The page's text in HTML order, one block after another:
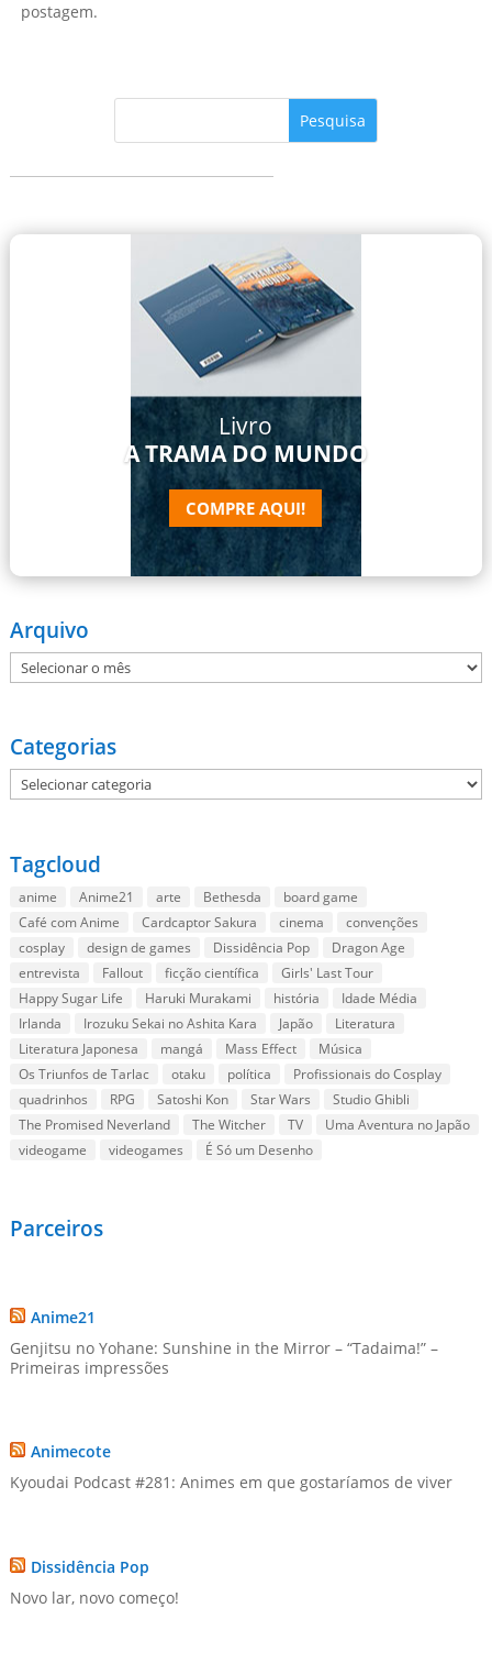
postagem.
Livro
A TRAMA DO MUNDO
COMPRE AQUI!
Arquivo
Arquivo
Categorias
Categorias
Tagcloud
anime Anime21 arte Bethesda
board game
Café com Anime
Cardcaptor Sakura cinema
convenções
cosplay
design de games Dissidência Pop
Dragon Age
entrevista
Fallout ficção científica
Girls' Last Tour
Happy Sugar Life
Haruki Murakami história
Idade Média
Irlanda
Irozuku Sekai no Ashita Kara Japão
Literatura
Literatura Japonesa
mangá Mass Effect
Música
Os Triunfos de Tarlac
otaku política
Profissionais do Cosplay
quadrinhos
RPG Satoshi Kon Star Wars
Studio Ghibli
The Promised Neverland
The Witcher TV
Uma Aventura no Japão
videogame
videogames É Só um Desenho
Parceiros
Anime21
Genjitsu no Yohane: Sunshine in the Mirror – “Tadaima!” –
Primeiras impressões
Animecote
Kyoudai Podcast #281: Animes em que gostaríamos de viver
Dissidência Pop
Novo lar, novo começo!